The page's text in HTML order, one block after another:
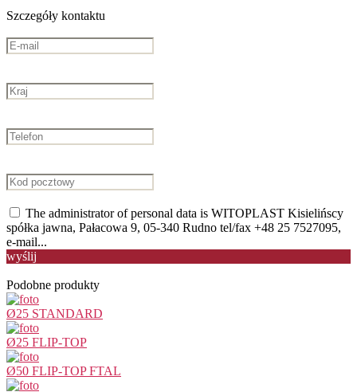
Szczegóły kontaktu
The administrator of personal data is WITOPLAST Kisielińscy
spółka jawna, Pałacowa 9, 05-340 Rudno tel/fax +48 25 7527095,
e-mail...
wyślij
Podobne produkty
Ø25 STANDARD
Ø25 FLIP-TOP
Ø50 FLIP-TOP FTAL